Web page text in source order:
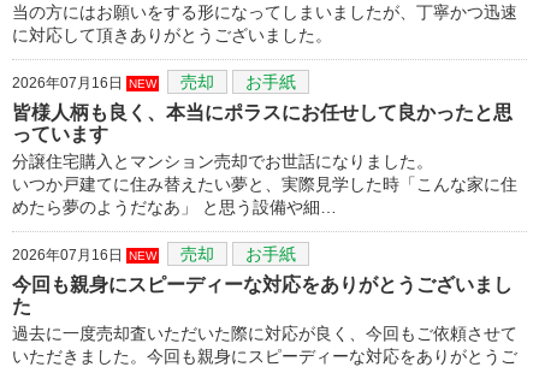
当の方にはお願いをする形になってしまいましたが、丁寧かつ迅速
に対応して頂きありがとうございました。
2026年07月16日 NEW 売却 お手紙
皆様人柄も良く、本当にポラスにお任せして良かったと思
っています
分譲住宅購入とマンション売却でお世話になりました。
いつか戸建てに住み替えたい夢と、実際見学した時「こんな家に住
めたら夢のようだなあ」 と思う設備や細…
2026年07月16日 NEW 売却 お手紙
今回も親身にスピーディーな対応をありがとうございまし
た
過去に一度売却査いただいた際に対応が良く、今回もご依頼させて
いただきました。今回も親身にスピーディーな対応をありがとうご